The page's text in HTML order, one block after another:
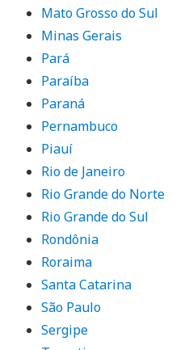
Mato Grosso do Sul
Minas Gerais
Pará
Paraíba
Paraná
Pernambuco
Piauí
Rio de Janeiro
Rio Grande do Norte
Rio Grande do Sul
Rondônia
Roraima
Santa Catarina
São Paulo
Sergipe